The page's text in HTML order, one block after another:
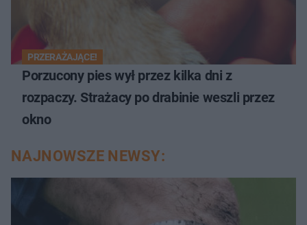
PRZERAŻAJĄCE!
Porzucony pies wył przez kilka dni z
rozpaczy. Strażacy po drabinie weszli przez
okno
NAJNOWSZE NEWSY: